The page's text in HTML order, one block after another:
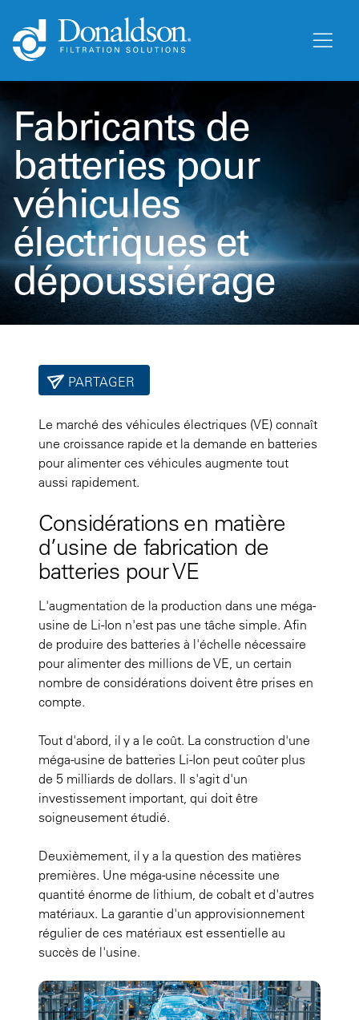
Fabricants de
batteries pour
véhicules
électriques et
dépoussiérage
PARTAGER
Le marché des véhicules électriques (VE) connaît
une croissance rapide et la demande en batteries
pour alimenter ces véhicules augmente tout
aussi rapidement.
Considérations en matière
d’usine de fabrication de
batteries pour VE
L'augmentation de la production dans une méga-
usine de Li-Ion n'est pas une tâche simple. Afin
de produire des batteries à l'échelle nécessaire
pour alimenter des millions de VE, un certain
nombre de considérations doivent être prises en
compte.
Tout d'abord, il y a le coût. La construction d'une
méga-usine de batteries Li-Ion peut coûter plus
de 5 milliards de dollars. Il s'agit d'un
investissement important, qui doit être
soigneusement étudié.
Deuxièmement, il y a la question des matières
premières. Une méga-usine nécessite une
quantité énorme de lithium, de cobalt et d'autres
matériaux. La garantie d'un approvisionnement
régulier de ces matériaux est essentielle au
succès de l'usine.